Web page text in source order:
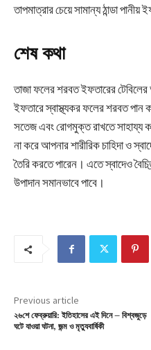
তাপমাত্রার চেয়ে সামান্য ঠান্ডা
শেষ কথা
তাজা ফলের শরবত ইফতারের
ইফতারে স্বাস্থ্যকর ফলের শরবত
সতেজ এবং রোগমুক্ত রাখতে সাহায্য
না করে আপনার শারীরিক চাহিদা ও
তৈরি করতে পারেন। এতে স্বাদেও
উপাদান সমানভাবে পাবে।
Previous article
২৬শে ফেব্রুয়ারি: ইতিহাসের এই দিনে – বিশ্বজুড়ে
ঘটে যাওয়া ঘটনা, জন্ম ও মৃত্যুবার্ষিকী